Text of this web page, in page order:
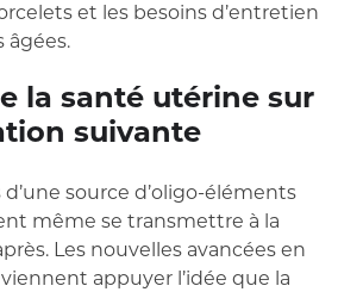
et les besoins d’entretien
âgées.
la santé utérine sur
suivante
d’une source d’oligo-éléments
même se transmettre à la
Les nouvelles avancées en
appuyer l’idée que la